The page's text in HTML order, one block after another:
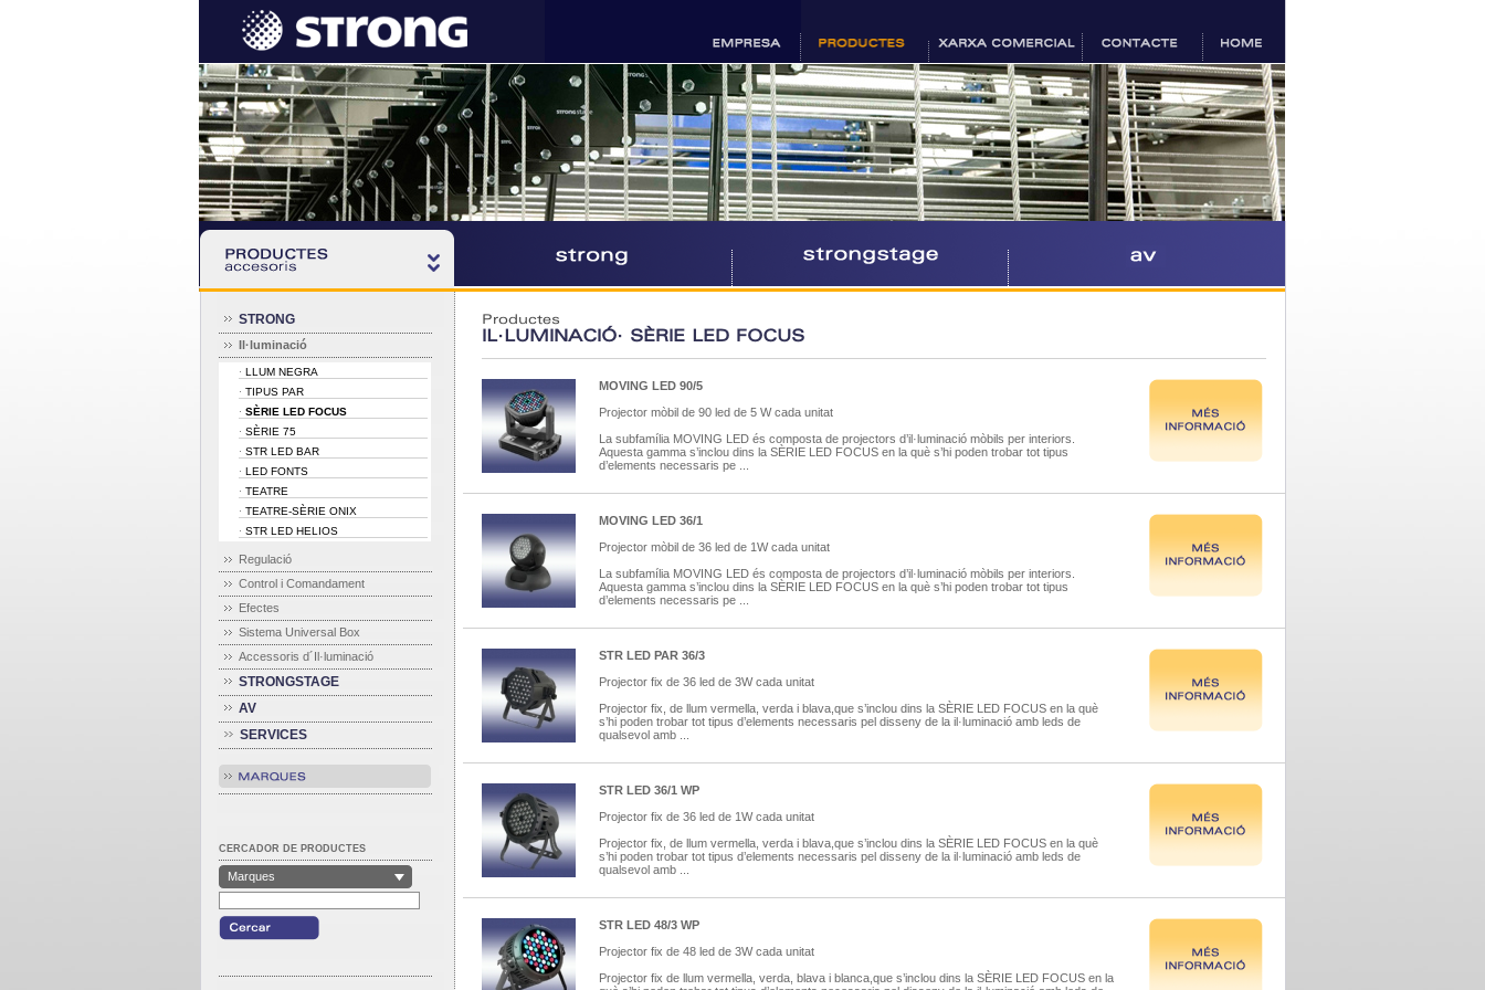
STRONG
Il·luminació
· LLUM NEGRA
· TIPUS PAR
· SÈRIE LED FOCUS
· SÈRIE 75
· STR LED BAR
· LED FONTS
· TEATRE
· TEATRE-SÈRIE ONIX
· STR LED HELIOS
Regulació
Control i Comandament
Efectes
Sistema Universal Box
Accessoris d´Il·luminació
STRONGSTAGE
AV
SERVICES
CERCADOR DE PRODUCTES
Marques
Productes
IL·LUMINACIÓ· SÈRIE LED FOCUS
MOVING LED 90/5
Projector mòbil de 90 led de 5 W cada unitat
La subfamília MOVING LED és composta de projectors d’il·luminació mòbils per interiors.
Aquesta gamma s’inclou dins la SÈRIE LED FOCUS en la què s’hi poden trobar tot tipus
d’elements necessaris pe ...
MOVING LED 36/1
Projector mòbil de 36 led de 1W cada unitat
La subfamília MOVING LED és composta de projectors d’il·luminació mòbils per interiors.
Aquesta gamma s’inclou dins la SÈRIE LED FOCUS en la què s’hi poden trobar tot tipus
d’elements necessaris pe ...
STR LED PAR 36/3
Projector fix de 36 led de 3W cada unitat
Projector fix, de llum vermella, verda i blava,que s’inclou dins la SÈRIE LED FOCUS en la què
s’hi poden trobar tot tipus d’elements necessaris pel disseny de la il·luminació amb leds de
qualsevol amb ...
STR LED 36/1 WP
Projector fix de 36 led de 1W cada unitat
Projector fix, de llum vermella, verda i blava,que s’inclou dins la SÈRIE LED FOCUS en la què
s’hi poden trobar tot tipus d’elements necessaris pel disseny de la il·luminació amb leds de
qualsevol amb ...
STR LED 48/3 WP
Projector fix de 48 led de 3W cada unitat
Projector fix de llum vermella, verda, blava i blanca,que s’inclou dins la SÈRIE LED FOCUS en la